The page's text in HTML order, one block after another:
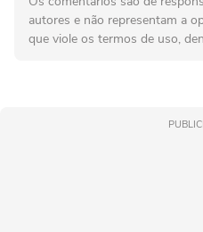
autores e não representam a
que viole os termos de uso,